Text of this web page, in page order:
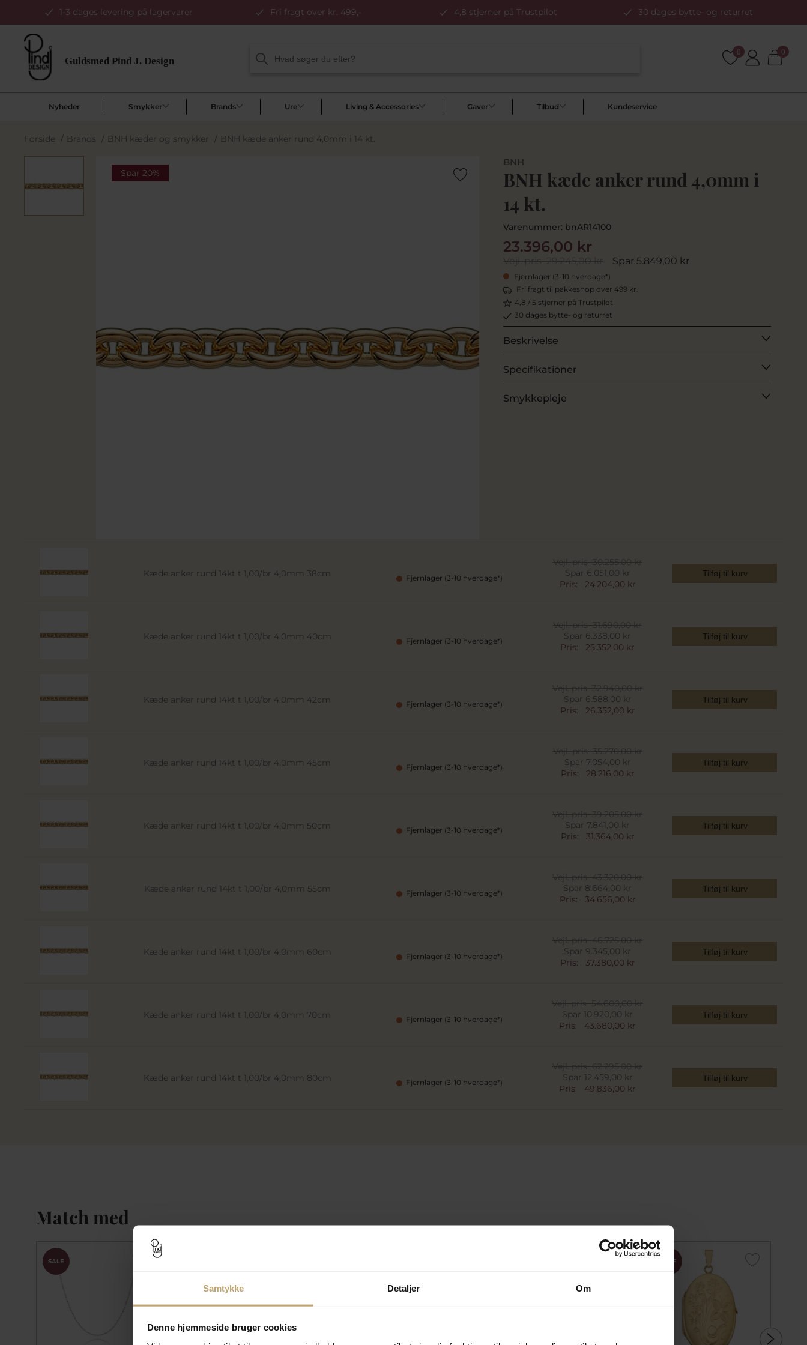
Samtykke Detaljer Om
Denne hjemmeside bruger cookies
1-3 dages levering på lagervarer Fri fragt over kr. 499,- 4,8 stjerner på Trustpilot 30 dages bytte- og returret
0 0
Nyheder Smykker Brands Ure Living & Accessories Gaver Tilbud Kundeservice
Forside / Brands / BNH kæder og smykker / BNH kæde anker rund 4,0mm i 14 kt.
Spar 20%
BNH
BNH kæde anker rund 4,0mm i
14 kt.
Varenummer: bnAR14100
Vejl. pris29.245,00 kr Spar 5.849,00 kr
23.396,00 kr
Fjernlager (3-10 hverdage*)
Fri fragt til pakkeshop over 499 kr.
4,8 / 5 stjerner på Trustpilot
30 dages bytte- og returret
Beskrivelse
Specifikationer
Smykkepleje
Kæde anker rund 14kt t 1,00/br 4,0mm 38cm Fjernlager (3-10 hverdage*)
Vejl. pris30.255,00 kr
Spar 6.051,00 kr
Pris:
24.204,00 kr
Tilføj til kurv
Kæde anker rund 14kt t 1,00/br 4,0mm 40cm Fjernlager (3-10 hverdage*)
Vejl. pris31.690,00 kr
Spar 6.338,00 kr
Pris:
25.352,00 kr
Tilføj til kurv
Kæde anker rund 14kt t 1,00/br 4,0mm 42cm Fjernlager (3-10 hverdage*)
Vejl. pris32.940,00 kr
Spar 6.588,00 kr
Pris:
26.352,00 kr
Tilføj til kurv
Kæde anker rund 14kt t 1,00/br 4,0mm 45cm Fjernlager (3-10 hverdage*)
Vejl. pris35.270,00 kr
Spar 7.054,00 kr
Pris:
28.216,00 kr
Tilføj til kurv
Kæde anker rund 14kt t 1,00/br 4,0mm 50cm Fjernlager (3-10 hverdage*)
Vejl. pris39.205,00 kr
Spar 7.841,00 kr
Pris:
31.364,00 kr
Tilføj til kurv
Kæde anker rund 14kt t 1,00/br 4,0mm 55cm Fjernlager (3-10 hverdage*)
Vejl. pris43.320,00 kr
Spar 8.664,00 kr
Pris:
34.656,00 kr
Tilføj til kurv
Kæde anker rund 14kt t 1,00/br 4,0mm 60cm Fjernlager (3-10 hverdage*)
Vejl. pris46.725,00 kr
Spar 9.345,00 kr
Pris:
37.380,00 kr
Tilføj til kurv
Kæde anker rund 14kt t 1,00/br 4,0mm 70cm Fjernlager (3-10 hverdage*)
Vejl. pris54.600,00 kr
Spar 10.920,00 kr
Pris:
43.680,00 kr
Tilføj til kurv
Kæde anker rund 14kt t 1,00/br 4,0mm 80cm Fjernlager (3-10 hverdage*)
Vejl. pris62.295,00 kr
Spar 12.459,00 kr
Pris:
49.836,00 kr
Tilføj til kurv
Match med
SALE SALE